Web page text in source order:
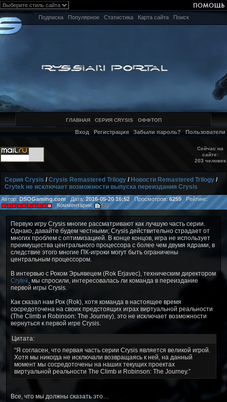
Подписка Популярное Статистика Карта сайта Поиск
ГЛАВНАЯ СЕРИЯ CRYSIS ОФФТОП
Вход Регистрация Забыли пароль? Пользователи
Сейчас на
сайте:
203 человек
Серия Crysis /Crysis Remastered Trilogy / Новости Remastered Trilogy /
Crytek не исключает возможности выпуска переиздания Crysis
Автор: DSOGaming.comДата:2016-05-20 16:52 Просмотров:6259 Рейтинг:
Комментарии:
(2)
Первую игру Crysis многие рассматривают как лучшую часть серии.
Однако, давайте будем честными; Crysis действительно страдает от
многих проблем с оптимизацией. В конце концов, игра не использует
преимущества центрального процессора с более чем двумя ядрами, в
следствие этого многие ПК-игроки могут быть ограничены
центральным процессором.
В интервью с Роком Эрьявецем (Rok Erjavec), техническим директором
Crytek , мы спросили, интересовалась ли команда в переиздание
первой игры Crysis.
Как сказал нам Рок (Rok), хотя команда в настоящее время
сосредоточена на своих предстоящих играх виртуальной реальности
(The Climb и Robinson: The Journey), это не исключает возможности
вернуться к первой игре Crysis.
Цитата:
“Я согласен, что первая часть серии Crysis является великой игрой.
Хотя мы никогда не исключали возвращаясь к ней, на данный
момент мы сосредоточены на наших текущих проектах
виртуальной реальности The Climb и Robinson: The Journey.”
Все, что мы должны сказать это…